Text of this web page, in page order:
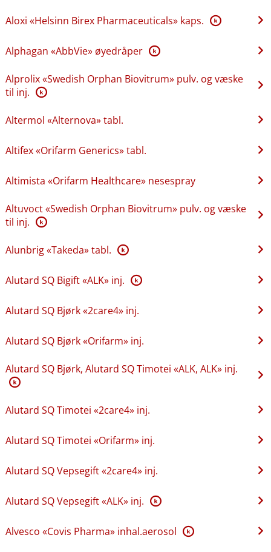
Aloxi «Helsinn Birex Pharmaceuticals» kaps. K
Alphagan «AbbVie» øyedråper K
Alprolix «Swedish Orphan Biovitrum» pulv. og væske
til inj. K
Altermol «Alternova» tabl.
Altifex «Orifarm Generics» tabl.
Altimista «Orifarm Healthcare» nesespray
Altuvoct «Swedish Orphan Biovitrum» pulv. og væske
til inj. K
Alunbrig «Takeda» tabl. K
Alutard SQ Bigift «ALK» inj. K
Alutard SQ Bjørk «2care4» inj.
Alutard SQ Bjørk «Orifarm» inj.
Alutard SQ Bjørk, Alutard SQ Timotei «ALK, ALK» inj.
K
Alutard SQ Timotei «2care4» inj.
Alutard SQ Timotei «Orifarm» inj.
Alutard SQ Vepsegift «2care4» inj.
Alutard SQ Vepsegift «ALK» inj. K
Alvesco «Covis Pharma» inhal.aerosol K